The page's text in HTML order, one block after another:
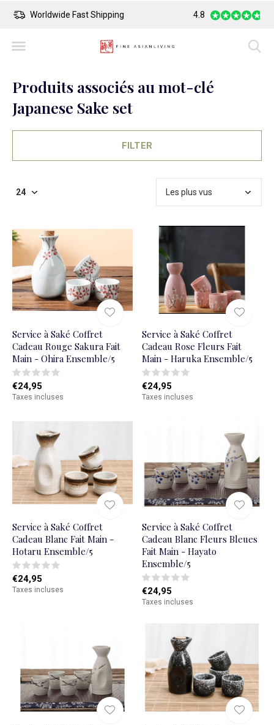
Worldwide Fast Shipping Safe Payment
4.8
Produits associés au mot-clé
Japanese Sake set
FILTER
Service à Saké Coffret
Cadeau Rouge Sakura Fait
Main - Ohira Ensemble/5
€24,95
Taxes incluses
Service à Saké Coffret
Cadeau Rose Fleurs Fait
Main - Haruka Ensemble/5
€24,95
Taxes incluses
Service à Saké Coffret
Cadeau Blanc Fait Main -
Hotaru Ensemble/5
€24,95
Taxes incluses
Service à Saké Coffret
Cadeau Blanc Fleurs Bleues
Fait Main - Hayato
Ensemble/5
€24,95
Taxes incluses